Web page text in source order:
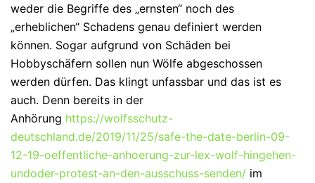
weder die Begriffe des „ernsten“ noch des
„erheblichen“ Schadens genau definiert werden
können. Sogar aufgrund von Schäden bei
Hobbyschäfern sollen nun Wölfe abgeschossen
werden dürfen. Das klingt unfassbar und das ist es
auch. Denn bereits in der
Anhörung https://wolfsschutz-
deutschland.de/2019/11/25/safe-the-date-berlin-09-
12-19-oeffentliche-anhoerung-zur-lex-wolf-hingehen-
undoder-protest-an-den-ausschuss-senden/ im